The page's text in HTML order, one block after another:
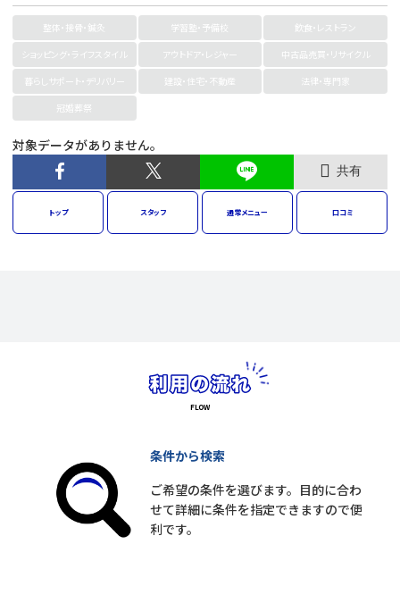
整体・接骨・鍼灸 学習塾・予備校
飲食・レストラン
ショッピング・ライフスタイル
アウトドア・レジャー
中古品売買・リサイクル
暮らしサポート・デリバリー
建設・住宅・不動産
法律・専門家
冠婚葬祭
対象データがありません。
共有
トップ スタッフ 通常メニュー 口コミ
条件から検索
ご希望の条件を選びます。目的に合わ
せて詳細に条件を指定できますので便
利です。